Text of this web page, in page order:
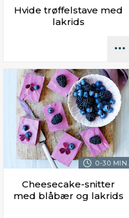
Hvide trøffelstave med
lakrids
0-30 MIN.
Cheesecake-snitter
med blåbær og lakrids